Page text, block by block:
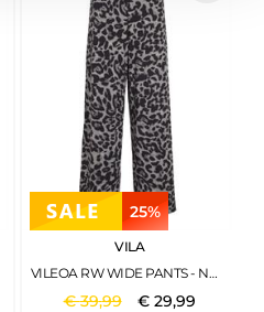
25%
VILA
VILEOA RW WIDE PANTS - NOOS GLACIER GRAY
€39,99 € 29,99